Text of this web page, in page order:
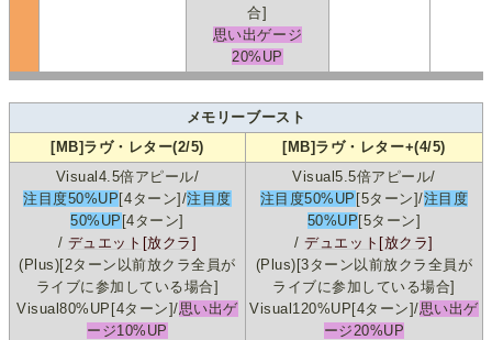
合]
思い出ゲージ
20%UP
メモリーブースト
[MB]ラヴ・レター(2/5)
[MB]ラヴ・レター+(4/5)
Visual4.5倍アピール/
注目度50%UP [4ターン]/注目度
50%UP [4ターン]
/ デュエット[放クラ]
(Plus)[2ターン以前放クラ全員が
ライブに参加している場合]
Visual80%UP[4ターン]/思い出ゲ
ージ10%UP
Visual5.5倍アピール/
注目度50%UP [5ターン]/注目度
50%UP [5ターン]
/デュエット[放クラ]
(Plus)[3ターン以前放クラ全員が
ライブに参加している場合]
Visual120%UP[4ターン]/思い出ゲ
ージ20%UP